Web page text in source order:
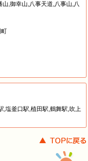
,御幸山,八事天道,八事山,八
,塩釜口駅,植田駅,鶴舞駅,吹上